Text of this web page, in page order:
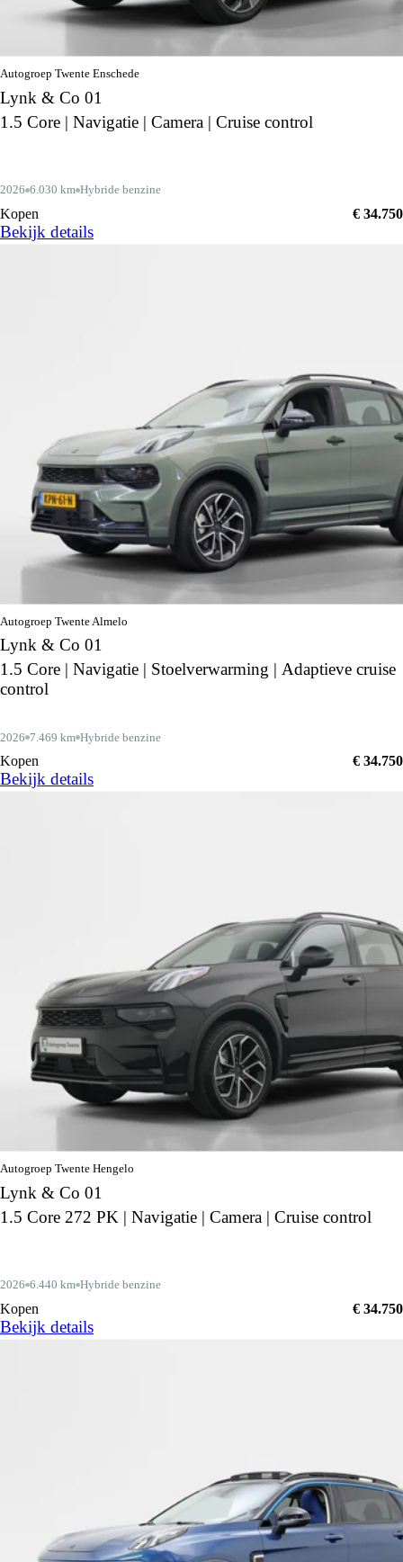
Autogroep Twente Enschede
Lynk & Co 01
1.5 Core | Navigatie | Camera | Cruise control
2026 6.030 km Hybride benzine
Kopen € 34.750
Bekijk details
Autogroep Twente Almelo
Lynk & Co 01
1.5 Core | Navigatie | Stoelverwarming | Adaptieve cruise
control
2026 7.469 km Hybride benzine
Kopen € 34.750
Bekijk details
Autogroep Twente Hengelo
Lynk & Co 01
1.5 Core 272 PK | Navigatie | Camera | Cruise control
2026 6.440 km Hybride benzine
Kopen € 34.750
Bekijk details